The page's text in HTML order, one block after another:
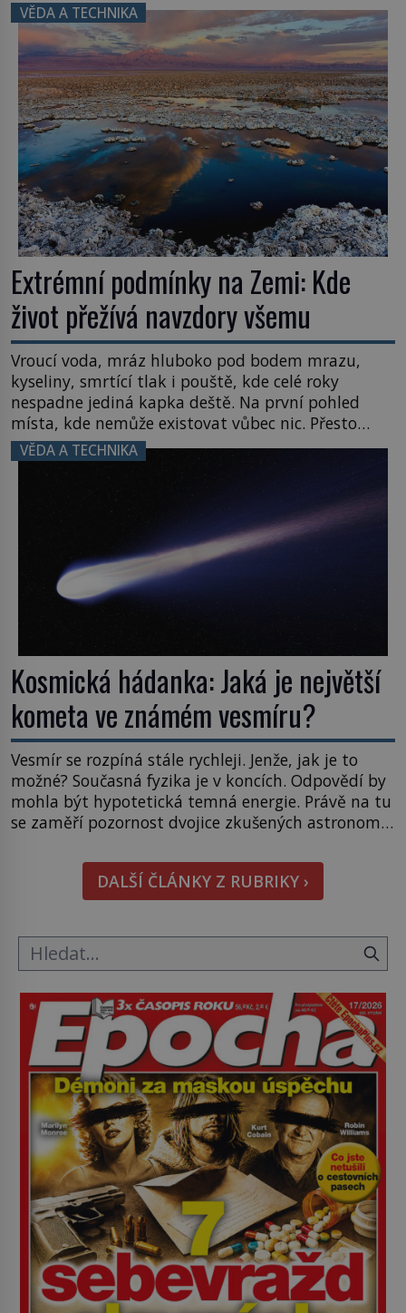
inspiroval řadu pověstí. Tato skromná, ale
užitečná rostlina provází člověka už tisíce let.
Většina lidí vnímá rákos jen jako obyčejnou kulisu
letního koupání. Stačí se však podívat […]
VĚDA A TECHNIKA
Extrémní podmínky na Zemi: Kde
život přežívá navzdory všemu
Vroucí voda, mráz hluboko pod bodem mrazu,
kyseliny, smrtící tlak i pouště, kde celé roky
nespadne jediná kapka deště. Na první pohled
místa, kde nemůže existovat vůbec nic. Přesto
právě tady vědci objevují organismy, které
posouvají hranice života. Každý nový nález mění
naše představy o tom, co všechno dokáže příroda a
napovídá, kde bychom jednou […]
VĚDA A TECHNIKA
Kosmická hádanka: Jaká je největší
kometa ve známém vesmíru?
Vesmír se rozpíná stále rychleji. Jenže, jak je to
možné? Současná fyzika je v koncích. Odpovědí by
mohla být hypotetická temná energie. Právě na tu
se zaměří pozornost dvojice zkušených astronomů.
hmatatelnějšího. Naprosto rekordní kometu!
Astronomové Pedro Bernardinelli a Gary Bernstein
mravenčí prací zkoumají archivní snímky v rámci
DALŠÍ ČLÁNKY Z RUBRIKY ›